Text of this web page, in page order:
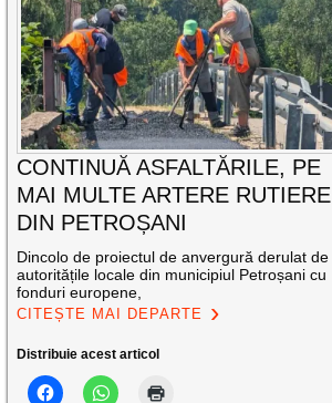
CONTINUĂ ASFALTĂRILE, PE
MAI MULTE ARTERE RUTIERE
DIN PETROȘANI
Dincolo de proiectul de anvergură derulat de
autoritățile locale din municipiul Petroșani cu
fonduri europene,
CITEȘTE MAI DEPARTE
Distribuie acest articol